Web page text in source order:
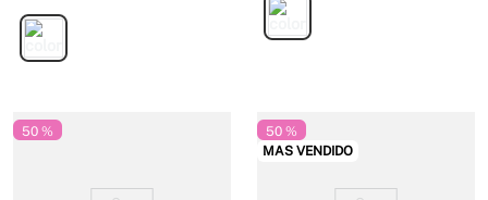
50 %
50 %
MAS VENDIDO